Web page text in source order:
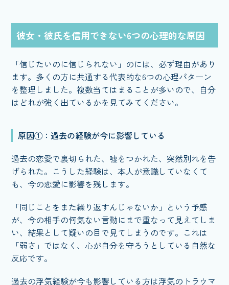
彼女・彼氏を信用できない6つの心理的な原因
「信じたいのに信じられない」のには、必ず理由があり
ます。多くの方に共通する代表的な6つの心理パターン
を整理しました。複数当てはまることが多いので、自分
はどれが強く出ているかを見てみてください。
原因①：過去の経験が今に影響している
過去の恋愛で裏切られた、嘘をつかれた、突然別れを告
げられた。こうした経験は、本人が意識していなくて
も、今の恋愛に影響を残します。
「同じことをまた繰り返すんじゃないか」という予感
が、今の相手の何気ない言動にまで重なって見えてしま
い、結果として疑いの目で見てしまうのです。これは
「弱さ」ではなく、心が自分を守ろうとしている自然な
反応です。
過去の浮気経験が今も影響している方は浮気のトラウマ